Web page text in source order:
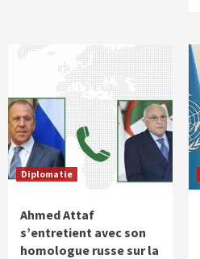
Diplomatie
Ahmed Attaf
s’entretient avec son
homologue russe sur la